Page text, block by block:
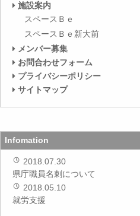
ョ施設案内
スペースＢｅ
スペースＢｅ新大前
メンバー募集
お問合わせフォーム
プライバシーポリシー
サイトマップ
Infomation
2018.07.30
県庁職員名刺について
2018.05.10
就労支援